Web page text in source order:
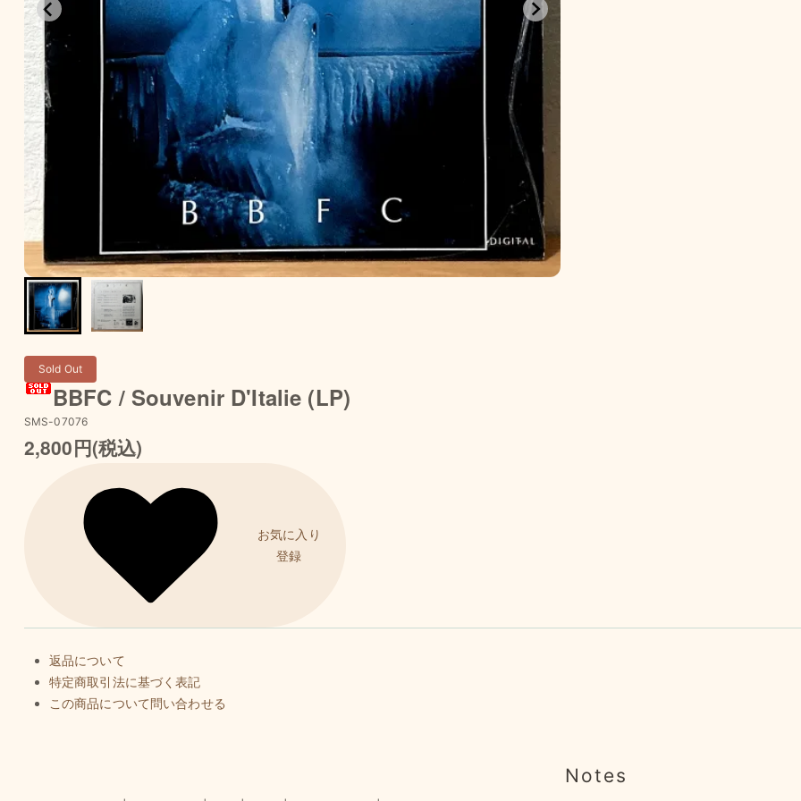
Sold Out
BBFC / Souvenir D'Italie (LP)
SMS-07076
2,800円(税込)
お気に入り
登録
返品について
特定商取引法に基づく表記
この商品について問い合わせる
Notes